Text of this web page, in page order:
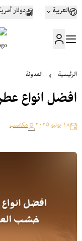
العربية | دولار
الرئيسية المدونة
افضل انواع
١٨ يونيو ٢٠٢٥ مكاسب